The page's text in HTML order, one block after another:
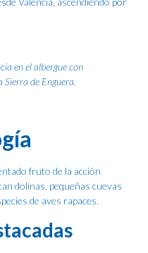
en el albergue con
Sierra de Enguera.
fruto de la acción
dolinas, pequeñas cuevas
de aves rapaces.